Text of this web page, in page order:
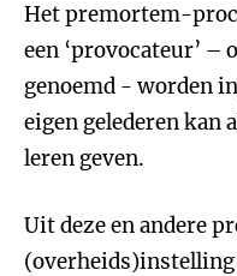
Het premortem-
een ‘provocateur’ –
genoemd - worden
eigen gelederen kan
leren geven.
Uit deze en andere